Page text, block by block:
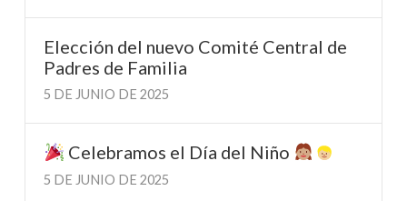
Elección del nuevo Comité Central de
Padres de Familia
5 DE JUNIO DE 2025
Celebramos el Día del Niño
5 DE JUNIO DE 2025